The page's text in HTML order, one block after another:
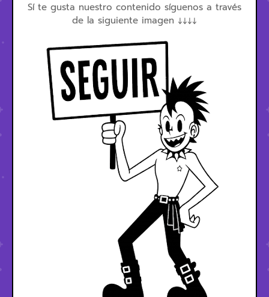
Sí te gusta nuestro contenido síguenos a través
de la siguiente imagen ↓↓↓↓